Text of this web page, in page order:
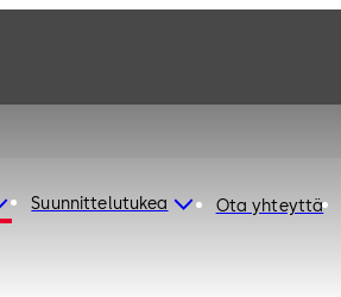
Suunnittelutukea Ota yhteyttä